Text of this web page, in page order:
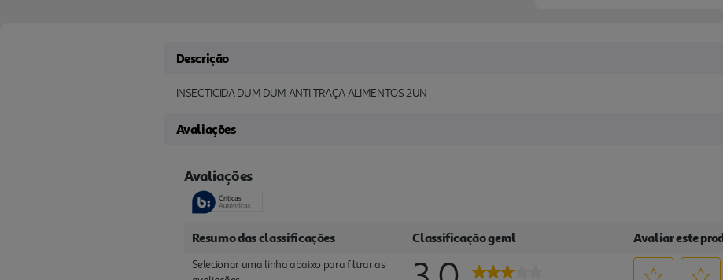
Descrição
INSECTICIDA DUM DUM ANTI TRAÇA ALIMENTOS 2UN
Avaliações